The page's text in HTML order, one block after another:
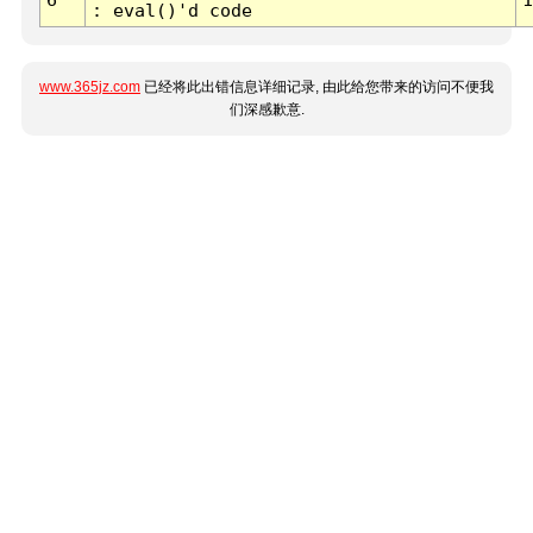
: eval()'d code
www.365jz.com 已经将此出错信息详细记录, 由此给您带来的访问不便我
们深感歉意.